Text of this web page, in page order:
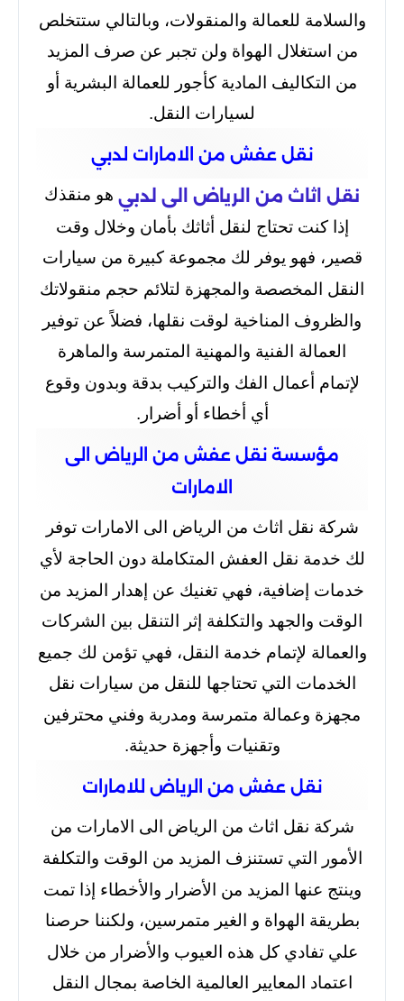
والسلامة للعمالة والمنقولات، وبالتالي ستتخلص
من استغلال الهواة ولن تجبر عن صرف المزيد
من التكاليف المادية كأجور للعمالة البشرية أو
لسيارات النقل.
نقل عفش من الامارات لدبي
نقل اثاث من الرياض الى لدبي هو منقذك
إذا كنت تحتاج لنقل أثاثك بأمان وخلال وقت
قصير، فهو يوفر لك مجموعة كبيرة من سيارات
النقل المخصصة والمجهزة لتلائم حجم منقولاتك
والظروف المناخية لوقت نقلها، فضلاً عن توفير
العمالة الفنية والمهنية المتمرسة والماهرة
لإتمام أعمال الفك والتركيب بدقة وبدون وقوع
أي أخطاء أو أضرار.
مؤسسة نقل عفش من الرياض الى
الامارات
شركة نقل اثاث من الرياض الى الامارات توفر
لك خدمة نقل العفش المتكاملة دون الحاجة لأي
خدمات إضافية، فهي تغنيك عن إهدار المزيد من
الوقت والجهد والتكلفة إثر التنقل بين الشركات
والعمالة لإتمام خدمة النقل، فهي تؤمن لك جميع
الخدمات التي تحتاجها للنقل من سيارات نقل
مجهزة وعمالة متمرسة ومدربة وفني محترفين
وتقنيات وأجهزة حديثة.
نقل عفش من الرياض للامارات
شركة نقل اثاث من الرياض الى الامارات من
الأمور التي تستنزف المزيد من الوقت والتكلفة
وينتج عنها المزيد من الأضرار والأخطاء إذا تمت
بطريقة الهواة و الغير متمرسين، ولكننا حرصنا
علي تفادي كل هذه العيوب والأضرار من خلال
اعتماد المعايير العالمية الخاصة بمجال النقل